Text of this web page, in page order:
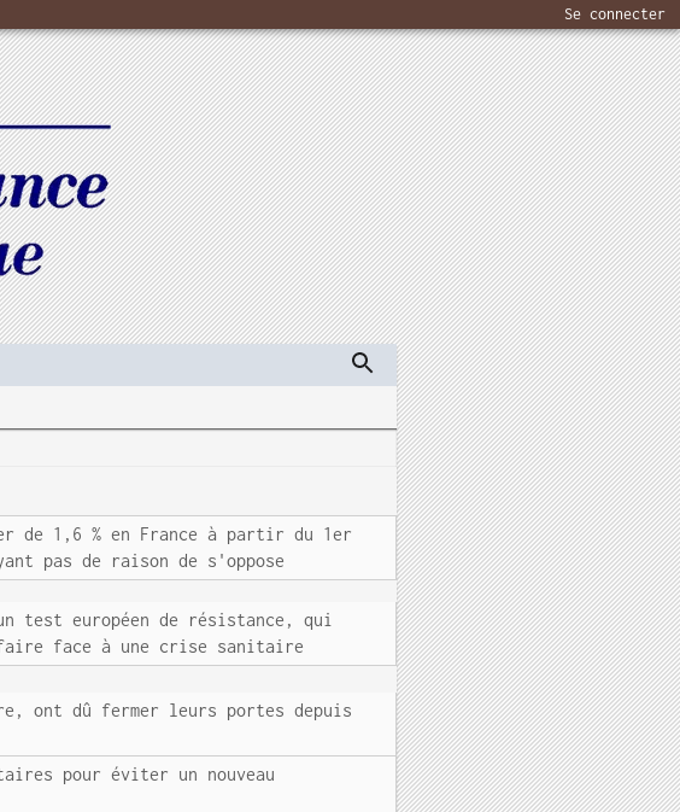
Se connecter
de 1,6 % en France à partir du 1er
pas de raison de s'oppose
test européen de résistance, qui
faire face à une crise sanitaire
ont dû fermer leurs portes depuis
pour éviter un nouveau